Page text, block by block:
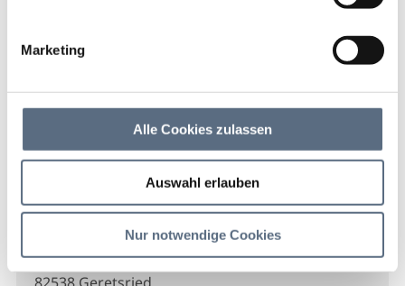
Marketing
Alle Cookies zulassen
Auswahl erlauben
Nur notwendige Cookies
Waldmanns Cafe-Lounge
Kontakt
Waldmanns Cafe-Lounge
Karl-Lederer-Platz 13a
82538 Geretsried